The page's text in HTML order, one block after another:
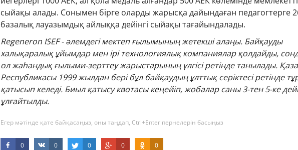
сыйақы алады. Сонымен бірге оларды жарысқа дайындаған педагогтерге
базалық лауазымдық айлыққа дейінгі сыйақы тағайындалады.
Regeneron ISEF - әлемдегі мектеп ғылымының жетекші алаңы. Байқауды
халықаралық ұйымдар мен ірі технологиялық компаниялар қолдайды,
ол жаһандық ғылыми-зерттеу жарыстарының үлгісі ретінде танылады.
Республикасы 1999 жылдан бері бұл байқаудың ұлттық серіктесі ретінде
қатысып келеді. Биыл қатысу квотасы кеңейіп, жобалар саны 3-тен 5-ке
ұлғайтылды.
Егер мәтінде қате байқасаңыз, оны таңдап, Ctrl+Enter пернелерін басыңыз
0 0 0 0 0